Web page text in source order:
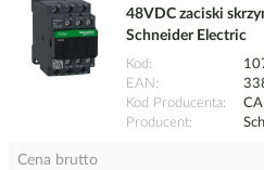
48VDC zaciski
Schneider Electric
Kod
EAN
Kod Producenta
Producent
Cena brutto